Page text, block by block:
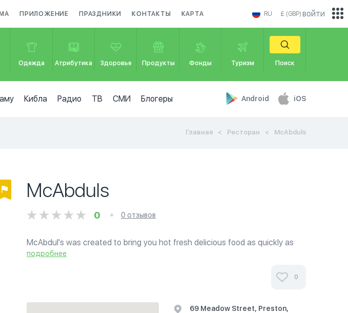
ПРИЛОЖЕНИЕ ПРАЗДНИКИ КОНТАКТЫ КАРТА RU £ (GBP)
Одежда Атрибутика Здоровье Продукты Фонды Туризм Поиск
Кибла Радио ТВ СМИ Блогеры Android iOS
войти
Главная Ресторан McAbduls
McAbduls
0 0 отзывов
McAbdul's was created to bring you hot fresh delicious food as quickly as
possible. We have created a blend of tasty dishes from our succulent grilled
подробнее
0
69 Meadow Street, Preston,